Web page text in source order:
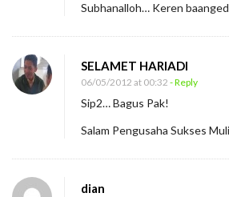
Subhanalloh… Keren
SELAMET HARIADI
06/05/2012 at 00:32 - Reply
Sip2… Bagus Pak!
Salam Pengusaha Sukses
dian